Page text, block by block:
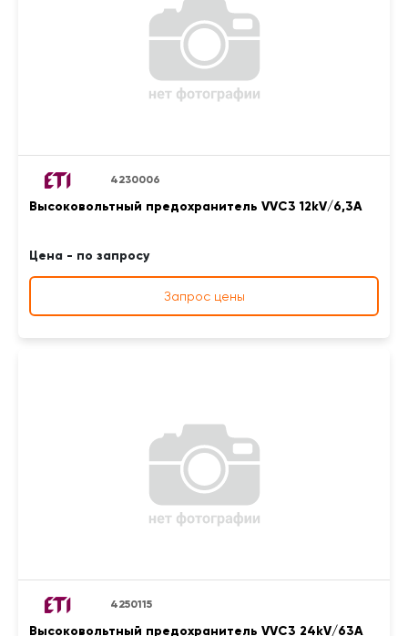
4230006
Высоковольтный предохранитель VVC3 12kV/6,3A
Цена - по запросу
Запрос цены
4250115
Высоковольтный предохранитель VVC3 24kV/63A